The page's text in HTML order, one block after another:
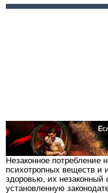
Незаконное потребление
психотропных веществ и
здоровью, их незаконный
установленную